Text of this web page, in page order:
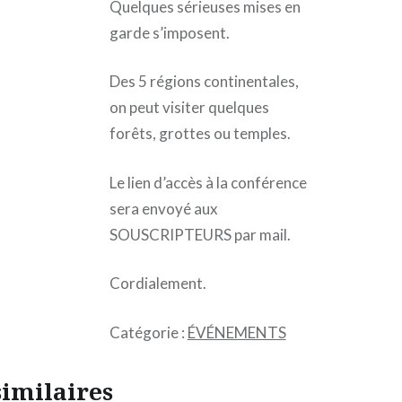
Quelques sérieuses mises en
garde s’imposent.
Des 5 régions continentales,
on peut visiter quelques
forêts, grottes ou temples.
Le lien d’accès à la conférence
sera envoyé aux
SOUSCRIPTEURS par mail.
Cordialement.
Catégorie : ÉVÉNEMENTS